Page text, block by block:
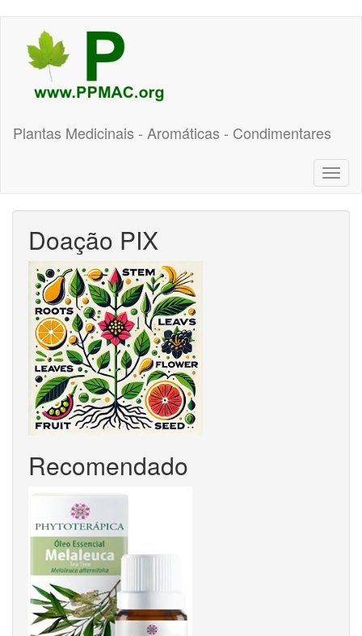
conteúdo
principal
Plantas Medicinais - Aromáticas - Condimentares
Doação PIX
Recomendado